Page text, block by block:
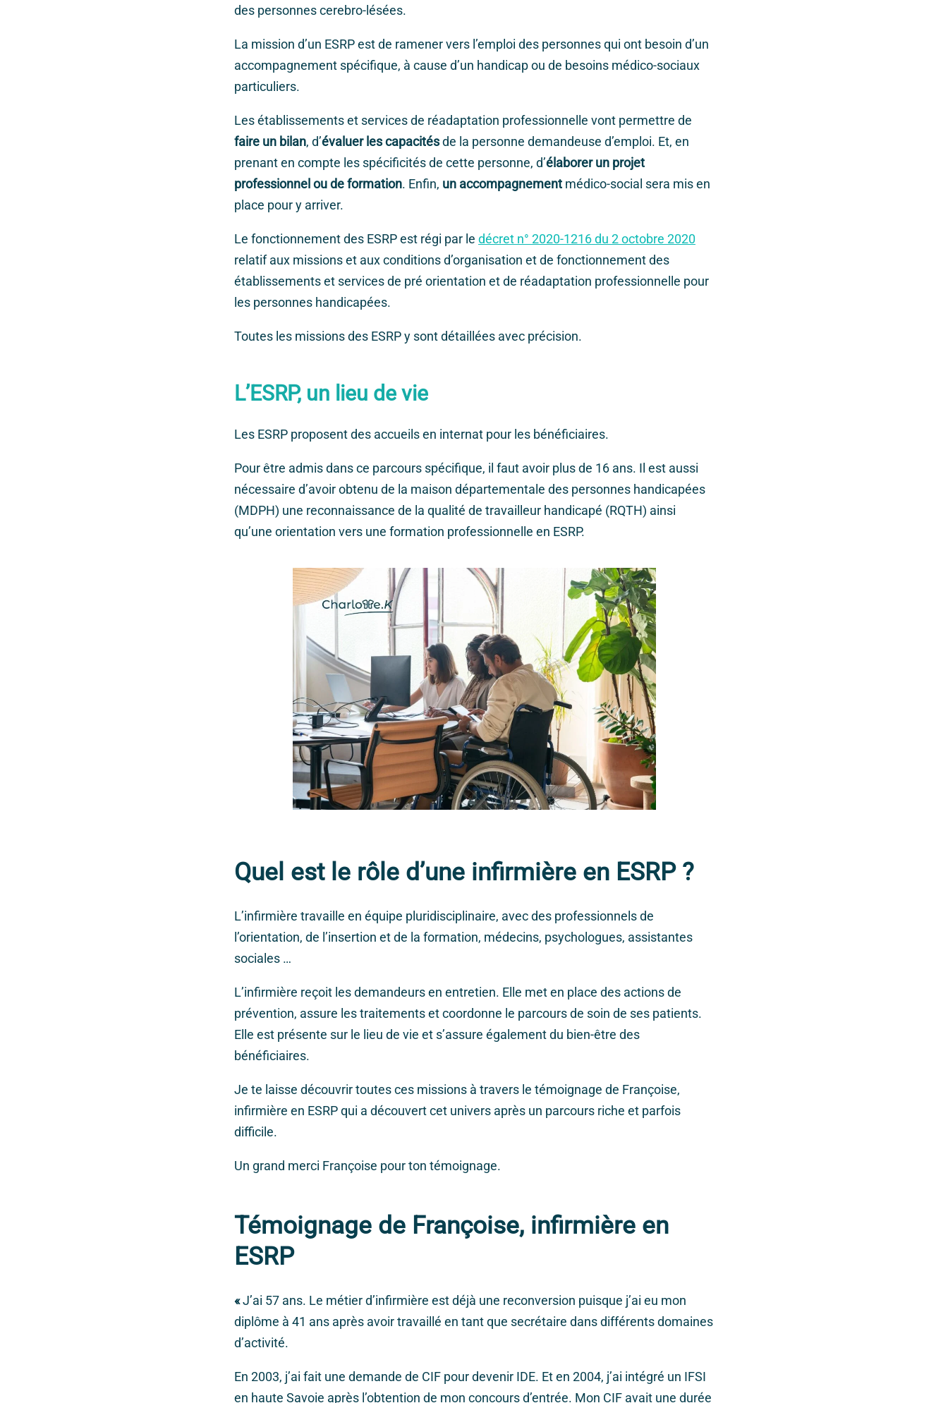
des personnes cerebro-lésées.
La mission d’un ESRP est de ramener vers l’emploi des personnes qui ont besoin d’un
accompagnement spécifique, à cause d’un handicap ou de besoins médico-sociaux
particuliers.
Les établissements et services de réadaptation professionnelle vont permettre de
faire un bilan, d’évaluer les capacitésde la personne demandeuse d’emploi. Et, en
prenant en compte les spécificités de cette personne, d’élaborer un projet
professionnel ou de formation. Enfin, un accompagnement médico-social sera mis en
place pour y arriver.
Le fonctionnement des ESRP est régi par le décret n° 2020-1216 du 2 octobre 2020
relatif aux missions et aux conditions d’organisation et de fonctionnement des
établissements et services de pré orientation et de réadaptation professionnelle pour
les personnes handicapées.
Toutes les missions des ESRP y sont détaillées avec précision.
L’ESRP, un lieu de vie
Les ESRP proposent des accueils en internat pour les bénéficiaires.
Pour être admis dans ce parcours spécifique, il faut avoir plus de 16 ans. Il est aussi
nécessaire d’avoir obtenu de la maison départementale des personnes handicapées
(MDPH) une reconnaissance de la qualité de travailleur handicapé (RQTH) ainsi
qu’une orientation vers une formation professionnelle en ESRP.
Quel est le rôle d’une infirmière en ESRP ?
L’infirmière travaille en équipe pluridisciplinaire, avec des professionnels de
l’orientation, de l’insertion et de la formation, médecins, psychologues, assistantes
sociales …
L’infirmière reçoit les demandeurs en entretien. Elle met en place des actions de
prévention, assure les traitements et coordonne le parcours de soin de ses patients.
Elle est présente sur le lieu de vie et s’assure également du bien-être des
bénéficiaires.
Je te laisse découvrir toutes ces missions à travers le témoignage de Françoise,
infirmière en ESRP qui a découvert cet univers après un parcours riche et parfois
difficile.
Un grand merci Françoise pour ton témoignage.
Témoignage de Françoise, infirmière en
ESRP
«J’ai 57 ans. Le métier d’infirmière est déjà une reconversion puisque j’ai eu mon
diplôme à 41 ans après avoir travaillé en tant que secrétaire dans différents domaines
d’activité.
En 2003, j’ai fait une demande de CIF pour devenir IDE. Et en 2004, j’ai intégré un IFSI
en haute Savoie après l’obtention de mon concours d’entrée. Mon CIF avait une durée